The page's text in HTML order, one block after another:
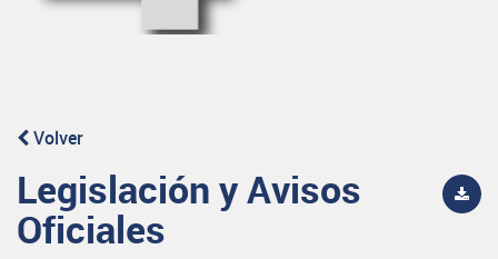
Volver
Legislación y Avisos
Oficiales